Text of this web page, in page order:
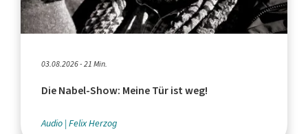
03.08.2026 - 21 Min.
Die Nabel-Show: Meine Tür ist weg!
Audio Felix Herzog